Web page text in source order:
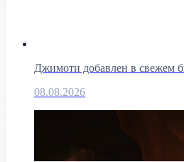
Джимоти добавлен в свежем
08.08.2026